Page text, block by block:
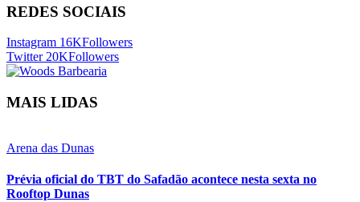
REDES SOCIAIS
Instagram 16KFollowers
Twitter 20KFollowers
MAIS LIDAS
Arena das Dunas
Prévia oficial do TBT do Safadão acontece nesta sexta no
Rooftop Dunas